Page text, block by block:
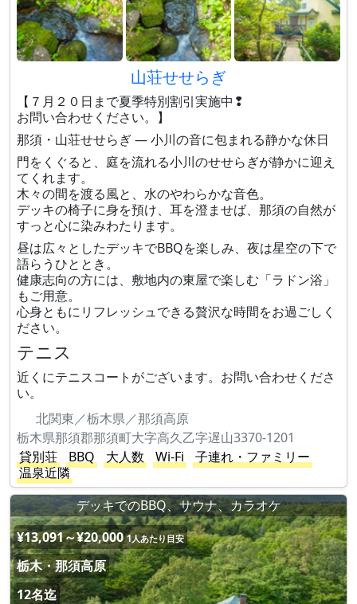
山荘せせらぎ
【７月２０日まで夏季特別割引実施中❢
お問い合わせください。】
那須・山荘せせらぎ — 小川の音に包まれる静かな休日
門をくぐると、庭を流れる小川のせせらぎが静かに迎え
てくれます。
木々の間を渡る風と、水のやわらかな音色。
デッキの椅子に身を預け、耳を澄ませば、那須の自然が
すっと心に染みわたります。
昼は広々としたデッキでBBQを楽しみ、夜は星空の下で
語らうひととき。
健康志向の方には、敷地内の東屋で楽しむ「ラドン浴」
もご用意。
心身ともにリフレッシュできる贅沢な時間をお過ごしく
ださい。
テニス
近くにテニスコートがございます。お問い合わせくださ
い。
北関東／栃木県／那須高原
栃木県那須郡那須町大字高久乙字遅山3370-1201
貸別荘
BBQ 大人数 Wi-Fi
子連れ・ファミリー
温泉近隣
デッキでのBBQ、サウナ、カラオケ
¥13,091～¥20,000 1人あたり目安
栃木・那須高原
12名迄